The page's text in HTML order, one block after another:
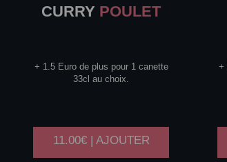
CURRY POULET
+ 1.5 Euro de plus pour 1 canette
33cl au choix.
11.00€ | AJOUTER
+